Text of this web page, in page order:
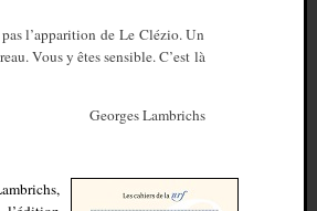
l’apparition de Le Clézio. Un
Vous y êtes sensible. C’est là
Georges Lambrichs